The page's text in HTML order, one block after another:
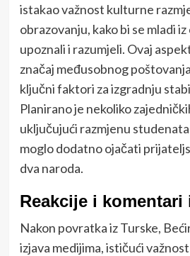
istakao važnost kulturne
obrazovanju, kako bi se mladi
upoznali i razumjeli. Ovaj
značaj međusobnog
ključni faktori za izgradnju
Planirano je nekoliko
uključujući razmjenu
moglo dodatno ojačati
dva naroda.
Reakcije i komentari
Nakon povratka iz Turske,
izjava medijima, ističući